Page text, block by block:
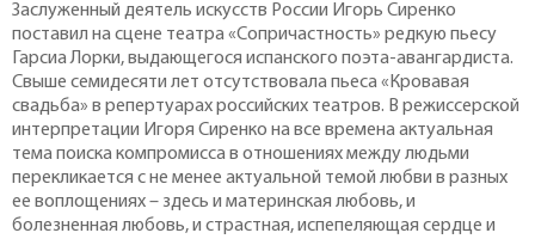
Заслуженный деятель искусств России Игорь Сиренко
поставил на сцене театра «Сопричастность» редкую пьесу
Гарсиа Лорки, выдающегося испанского поэта-авангардиста.
Свыше семидесяти лет отсутствовала пьеса «Кровавая
свадьба» в репертуарах российских театров. В режиссерской
интерпретации Игоря Сиренко на все времена актуальная
тема поиска компромисса в отношениях между людьми
перекликается с не менее актуальной темой любви в разных
ее воплощениях – здесь и материнская любовь, и
болезненная любовь, и страстная, испепеляющая сердце и